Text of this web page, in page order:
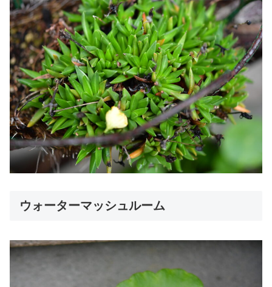
ウォーターマッシュルーム